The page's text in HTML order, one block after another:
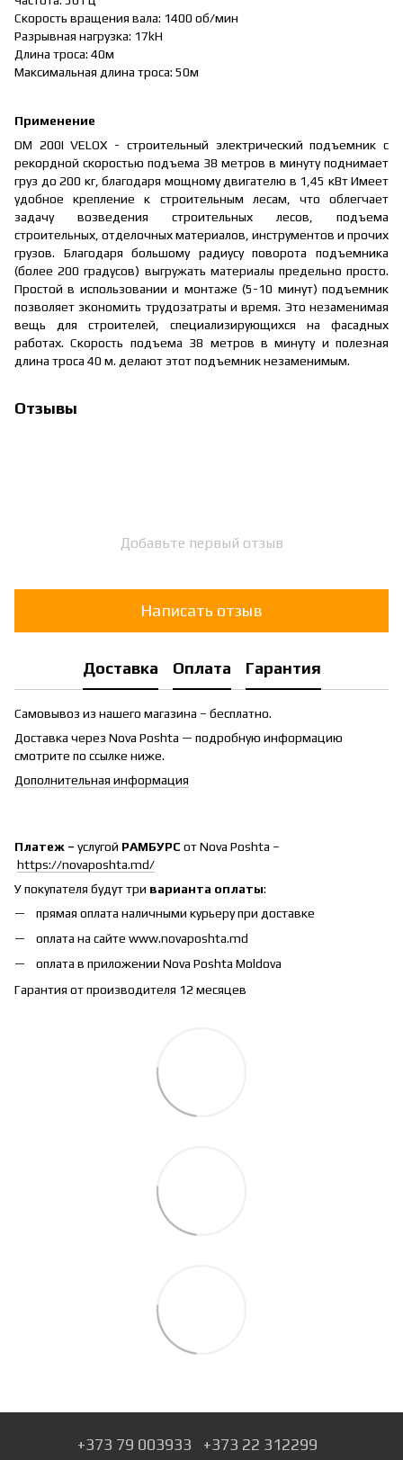
Скорость вращения вала: 1400 об/мин
Разрывная нагрузка: 17kH
Длина троса: 40м
Максимальная длина троса: 50м
Применение
DM 200I VELOX - строительный электрический подъемник с
рекордной скоростью подъема 38 метров в минуту поднимает
груз до 200 кг, благодаря мощному двигателю в 1,45 кВт Имеет
удобное крепление к строительным лесам, что облегчает
задачу возведения строительных лесов, подъема
строительных, отделочных материалов, инструментов и прочих
грузов. Благодаря большому радиусу поворота подъемника
(более 200 градусов) выгружать материалы предельно просто.
Простой в использовании и монтаже (5-10 минут) подъемник
позволяет экономить трудозатраты и время. Это незаменимая
вещь для строителей, специализирующихся на фасадных
работах. Скорость подъема 38 метров в минуту и полезная
длина троса 40 м. делают этот подъемник незаменимым.
Отзывы
Добавьте первый отзыв
Написать отзыв
Доставка Оплата Гарантия
Самовывоз из нашего магазина – бесплатно.
Доставка через Nova Poshta — подробную информацию
смотрите по ссылке ниже.
Дополнительная информация
Платеж – услугой РАМБУРС от Nova Poshta –
https://novaposhta.md/
У покупателя будут три варианта оплаты:
прямая оплата наличными курьеру при доставке
оплата на сайте www.novaposhta.md
оплата в приложении Nova Poshta Moldova
Гарантия от производителя 12 месяцев
+373 79 003933 +373 22 312299